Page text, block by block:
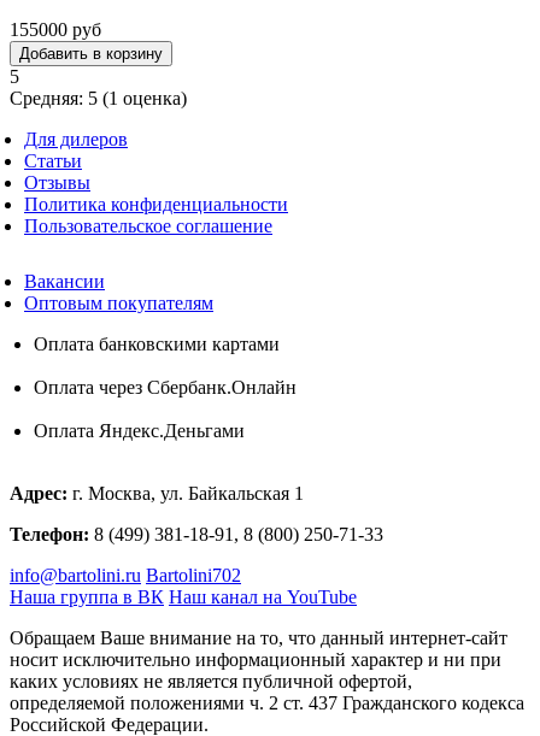
155000 руб
5
Средняя: 5 (1 оценка)
Для дилеров
Статьи
Отзывы
Политика конфиденциальности
Пользовательское соглашение
Вакансии
Оптовым покупателям
Оплата банковскими картами
Оплата через Сбербанк.Онлайн
Оплата Яндекс.Деньгами
Адрес: г. Москва, ул. Байкальская 1
Телефон: 8 (499) 381-18-91, 8 (800) 250-71-33
info@bartolini.ru Bartolini702
Наша группа в ВК Наш канал на YouTube
Обращаем Ваше внимание на то, что данный интернет-сайт
носит исключительно информационный характер и ни при
каких условиях не является публичной офертой,
определяемой положениями ч. 2 ст. 437 Гражданского кодекса
Российской Федерации.